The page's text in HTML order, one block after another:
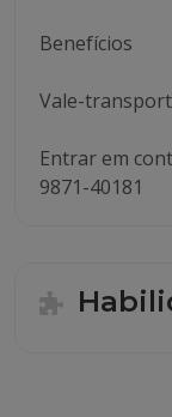
Benefícios
Vale-
Entrar em
9871-40181